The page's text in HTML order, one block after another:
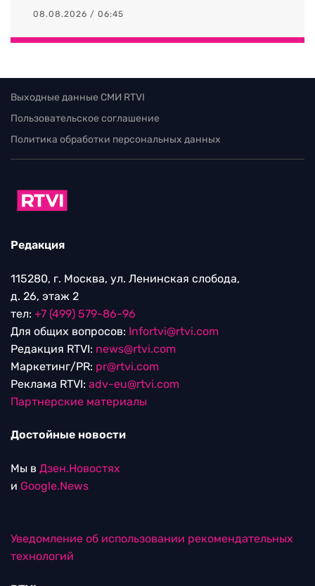
08.08.2026 / 06:45
Выходные данные СМИ RTVI
Пользовательское соглашение
Политика обработки персональных данных
Редакция
115280, г. Москва, ул. Ленинская слобода,
д. 26, этаж 2
тел: +7 (499) 579-86-96
Для общих вопросов: Infortvi@rtvi.com
Редакция RTVI: news@rtvi.com
Маркетинг/PR: pr@rtvi.com
Реклама RTVI: adv-eu@rtvi.com
Партнерские материалы
Достойные новости
Мы в Дзен.Новостях
и Google.News
Уведомление об использовании рекомендательных
технологий